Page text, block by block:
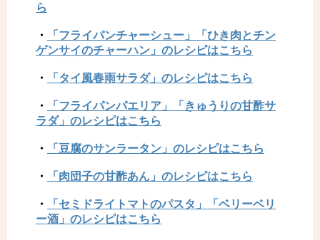
ら
・
「フライパンチャーシュー」「ひき肉とチン
ゲンサイのチャーハン」のレシピはこちら
・ 「タイ風春雨サラダ」のレシピはこちら
・
「フライパンパエリア」「きゅうりの甘酢サ
ラダ」のレシピはこちら
・ 「豆腐のサンラータン」のレシピはこちら
・ 「肉団子の甘酢あん」のレシピはこちら
・
「セミドライトマトのパスタ」「ベリーベリ
ー酒」のレシピはこちら